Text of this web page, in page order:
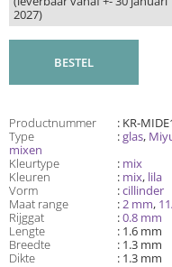
2027)
BESTEL
Productnummer
: KR-
Type
:glas,
mixen
Kleurtype
: mix
Kleuren
: mix, lila
Vorm
:cillinder
Maat range
:2 mm,
Rijggat
:0.8 mm
Lengte
: 1.6 mm
Breedte
: 1.3 mm
Dikte
: 1.3 mm